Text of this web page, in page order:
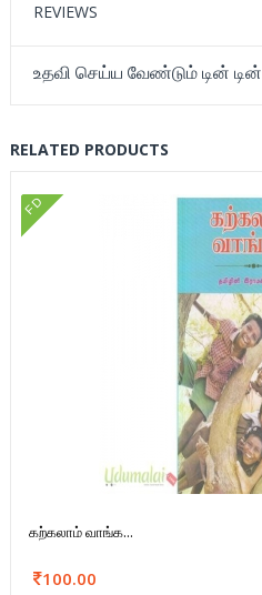
REVIEWS
உதவி செய்ய வேண்டும் டின் டின்
RELATED PRODUCTS
FD
கற்கலாம் வாங்க...
100.00